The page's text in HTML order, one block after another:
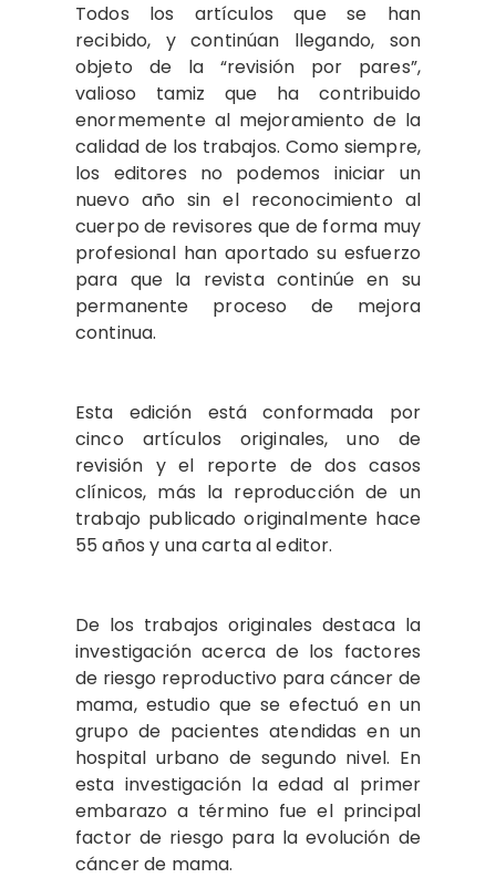
Todos los artículos que se han
recibido, y continúan llegando, son
objeto de la “revisión por pares”,
valioso tamiz que ha contribuido
enormemente al mejoramiento de la
calidad de los trabajos. Como siempre,
los editores no podemos iniciar un
nuevo año sin el reconocimiento al
cuerpo de revisores que de forma muy
profesional han aportado su esfuerzo
para que la revista continúe en su
permanente proceso de mejora
continua.
Esta edición está conformada por
cinco artículos originales, uno de
revisión y el reporte de dos casos
clínicos, más la reproducción de un
trabajo publicado originalmente hace
55 años y una carta al editor.
De los trabajos originales destaca la
investigación acerca de los factores
de riesgo reproductivo para cáncer de
mama, estudio que se efectuó en un
grupo de pacientes atendidas en un
hospital urbano de segundo nivel. En
esta investigación la edad al primer
embarazo a término fue el principal
factor de riesgo para la evolución de
cáncer de mama.